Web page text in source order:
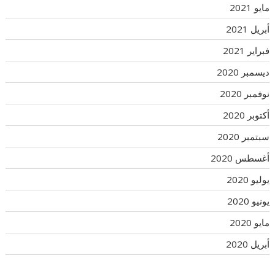
مايو 2021
أبريل 2021
فبراير 2021
ديسمبر 2020
نوفمبر 2020
أكتوبر 2020
سبتمبر 2020
أغسطس 2020
يوليو 2020
يونيو 2020
مايو 2020
أبريل 2020